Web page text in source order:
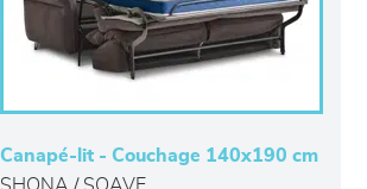
Canapé-lit - Couchage 140x190 cm